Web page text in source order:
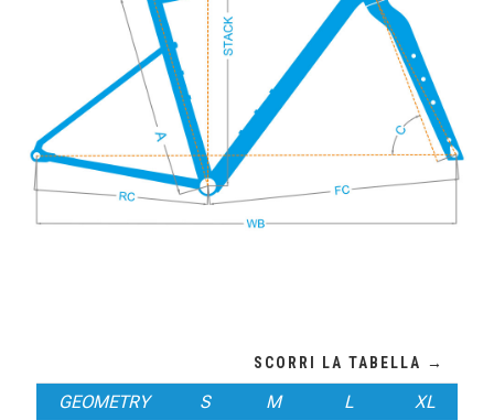
GEOMETRY S M L XL